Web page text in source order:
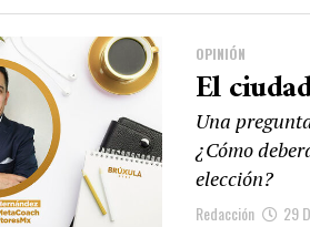
OPINIÓN
El
Una
¿Cómo
elección?
Redacción 29